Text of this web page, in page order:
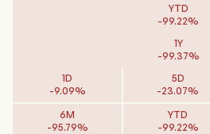
YTD
-99.22%
1Y
-99.37%
1D
-9.09%
5D
-23.07%
6M
-95.79%
YTD
-99.22%